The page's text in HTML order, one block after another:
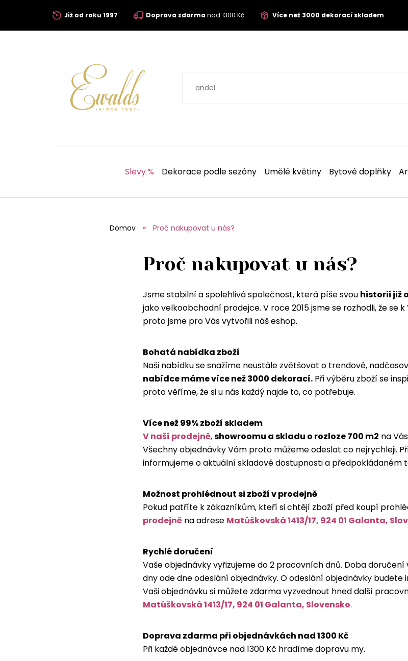
Již od roku 1997 Doprava zdarmanad 1300 Kč Více než 3000 dekorací skladem
Slevy % Dekorace podle sezóny Umělé květiny Bytové doplňky
Domov Proč nakupovat u nás?
Proč nakupovat u nás?
Jsme stabilní a spolehlivá společnost, která píše svou historii již
jako velkoobchodní prodejce. V roce 2015 jsme se rozhodli, že se
proto jsme pro Vás vytvořili náš eshop.
Bohatá nabídka zboží
Naši nabídku se snažíme neustále zvětšovat o trendové,
nabídce máme více než 3000 dekorací. Při výběru zboží se
proto věříme, že si u nás každý najde to, co potřebuje.
Více než 99% zboží skladem
V naší prodejně,showroomu a skladu o rozloze 700 m2 na
Všechny objednávky Vám proto můžeme odeslat co nejrychleji.
informujeme o aktuální skladové dostupnosti a předpokládaném
Možnost prohlédnout si zboží v prodejně
Pokud patříte k zákazníkům, kteří si chtějí zboží před koupí
prodejně na adrese Matúškovská 1413/17, 924 01 Galanta,
Rychlé doručení
Vaše objednávky vyřizujeme do 2 pracovních dnů. Doba
dny ode dne odeslání objednávky. O odeslání objednávky budete
Vaši objednávku si můžete zdarma vyzvednout hned další
Matúškovská 1413/17, 924 01 Galanta, Slovensko.
Doprava zdarma při objednávkách nad 1300 Kč
Při každé objednávce nad 1300 Kč hradíme dopravu my.